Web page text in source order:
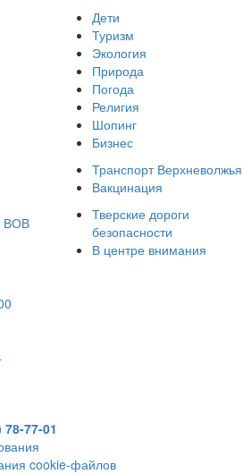
Дети
Туризм
Экология
Природа
Погода
Религия
Шопинг
Бизнес
ВОВ
Транспорт Верхневолжья
Вакцинация
Тверские дороги
безопасности
В центре внимания
78-77-01
cookie-файлов